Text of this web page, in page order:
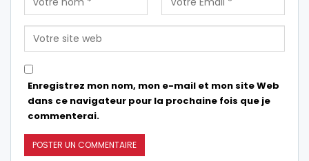
Enregistrez mon nom, mon e-mail et mon site Web
dans ce navigateur pour la prochaine fois que je
commenterai.